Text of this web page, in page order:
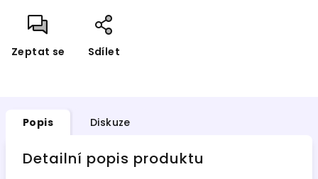
Zeptat se Sdílet
Popis Diskuze
Detailní popis produktu